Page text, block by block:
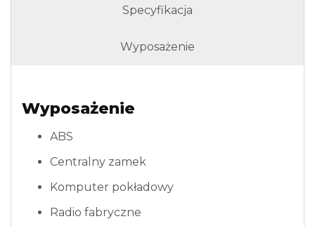
Specyfikacja
Wyposażenie
Wyposażenie
ABS
Centralny zamek
Komputer pokładowy
Radio fabryczne